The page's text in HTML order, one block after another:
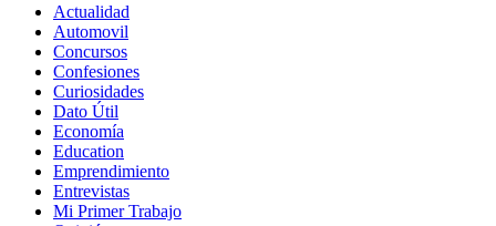
Actualidad
Automovil
Concursos
Confesiones
Curiosidades
Dato Útil
Economía
Education
Emprendimiento
Entrevistas
Mi Primer Trabajo